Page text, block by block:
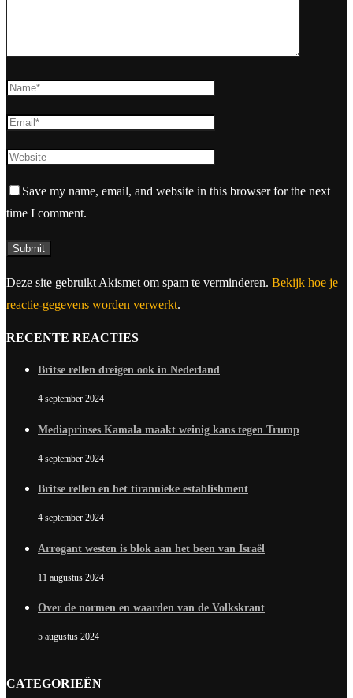
Save my name, email, and website in this browser for the next
time I comment.
Deze site gebruikt Akismet om spam te verminderen. Bekijk hoe je
reactie-gegevens worden verwerkt.
RECENTE REACTIES
Britse rellen dreigen ook in Nederland
4 september 2024
Mediaprinses Kamala maakt weinig kans tegen Trump
4 september 2024
Britse rellen en het tirannieke establishment
4 september 2024
Arrogant westen is blok aan het been van Israël
11 augustus 2024
Over de normen en waarden van de Volkskrant
5 augustus 2024
CATEGORIEËN